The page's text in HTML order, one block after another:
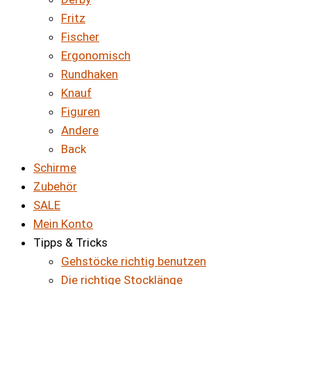
Fritz
Fischer
Ergonomisch
Rundhaken
Knauf
Figuren
Andere
Back
Schirme
Zubehör
SALE
Mein Konto
Tipps & Tricks
Gehstöcke richtig benutzen
Die richtige Stocklänge